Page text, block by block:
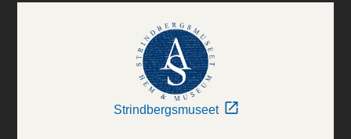
Strindbergsmuseet